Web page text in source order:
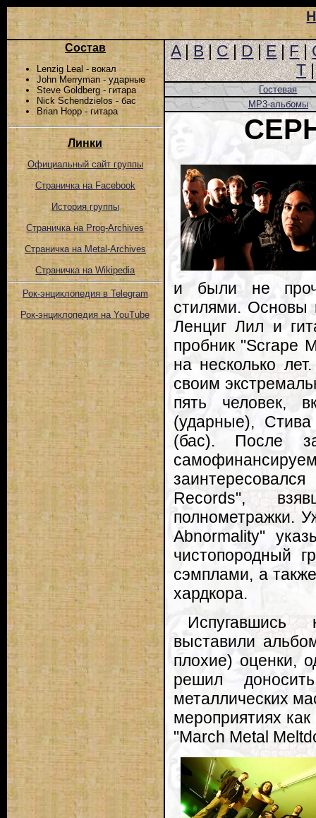
Состав
Lenzig Leal - вокал
John Merryman - ударные
Steve Goldberg - гитара
Nick Schendzielos - бас
Brian Hopp - гитара
Линки
Официальный сайт группы
Страничка на Facebook
История группы
Страничка на Prog-Archives
Страничка на Metal-Archives
Страничка на Wikipedia
Рок-энциклопедия в Telegram
Рок-энциклопедия на YouTube
A|B|C|D|E|F|
T
Гостевая
MP3-альбомы
и были не
стилями. Основы
Ленциг Лил и
пробник "Scrape
на несколько
своим
пять человек,
(ударные),
(бас). После
Records",
полнометражки.
Abnormality"
чистопородный
сэмплами, а
хардкора.
Испугавшись
выставили
плохие) оценки,
решил
металлических
мероприятиях
"March Metal